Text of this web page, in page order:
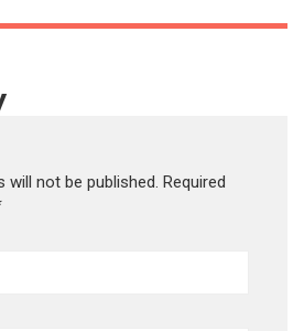
will not be published. Required